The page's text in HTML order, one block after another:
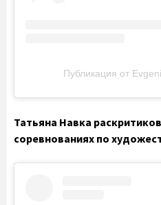
Публикация от
Татьяна Навка
соревнованиях по